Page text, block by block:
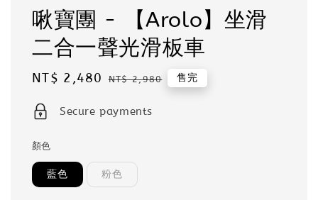
啾寶團 - 【Arolo】坐滑
二合一聲光滑板車
Sale
NT$ 2,480 Regular
NT$ 2,980 售完
Secure payments
顏色
藍色 粉色